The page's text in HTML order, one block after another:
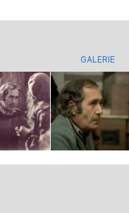
GALERIE